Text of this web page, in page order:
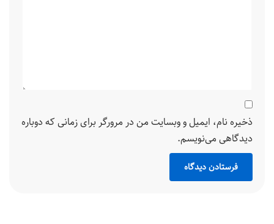
ذخیره نام، ایمیل و وبسایت من در مرورگر برای زمانی که دوباره
دیدگاهی می‌نویسم.